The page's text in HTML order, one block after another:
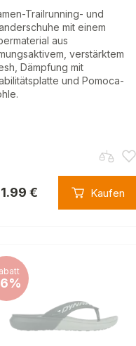
Trailrunning- und
mit einem
aus
verstärktem
Dämpfung mit
und Pomoca-
€ Kaufen